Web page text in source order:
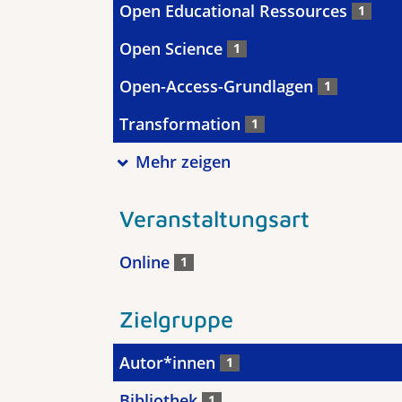
Open Educational Ressources 1
Open Science 1
Open-Access-Grundlagen 1
Transformation 1
Mehr zeigen
Veranstaltungsart
Online 1
Zielgruppe
Autor*innen 1